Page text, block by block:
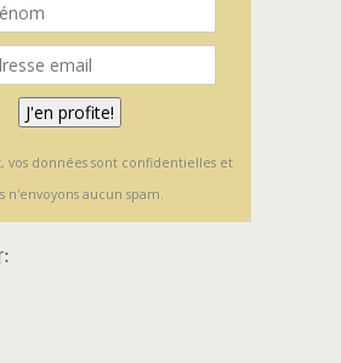
vos données sont confidentielles et
n'envoyons aucun spam.